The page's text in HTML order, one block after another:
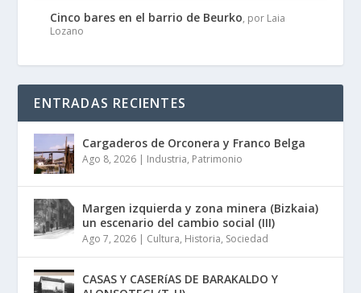
Cinco bares en el barrio de Beurko, por Laia
Lozano
ENTRADAS RECIENTES
Cargaderos de Orconera y Franco Belga
Ago 8, 2026 | Industria, Patrimonio
Margen izquierda y zona minera (Bizkaia)
un escenario del cambio social (III)
Ago 7, 2026 | Cultura, Historia, Sociedad
CASAS Y CASERíAS DE BARAKALDO Y